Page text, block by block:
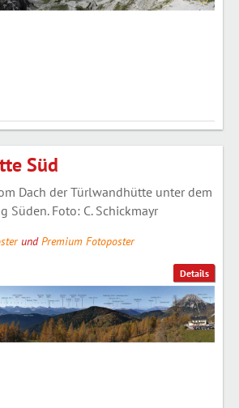
Details
Süd
Dach der Türlwandhütte unter dem
Süden. Foto: C. Schickmayr
undPremium Fotoposter